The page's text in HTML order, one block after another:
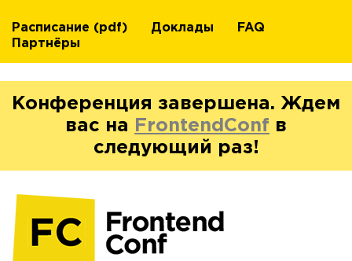
Расписание (pdf) Доклады
FAQ
Партнёры
Конференция завершена. Ждем
вас на
FrontendConf в
следующий раз!